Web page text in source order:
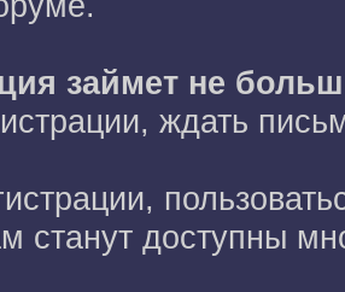
займет не
ждать
станут доступны